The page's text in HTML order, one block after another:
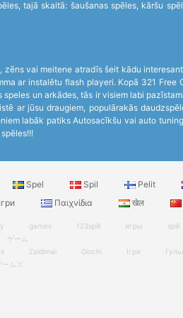
tajā skaitā: šaušanas spēles, kāršu
vai meitene atradīs šeit kādu
ar instalētu flash playeri. Kopā 321
un arkādes, tās ir visiem labi
ar jūsu draugiem, populārakās
labāk patiks Autosacīkšu vai auto
Spel Spil Pelit
Παιχνίδια खेल
games 123spill игры spill
ゲーム
Zaidimai Giochi Ігри
ームズ